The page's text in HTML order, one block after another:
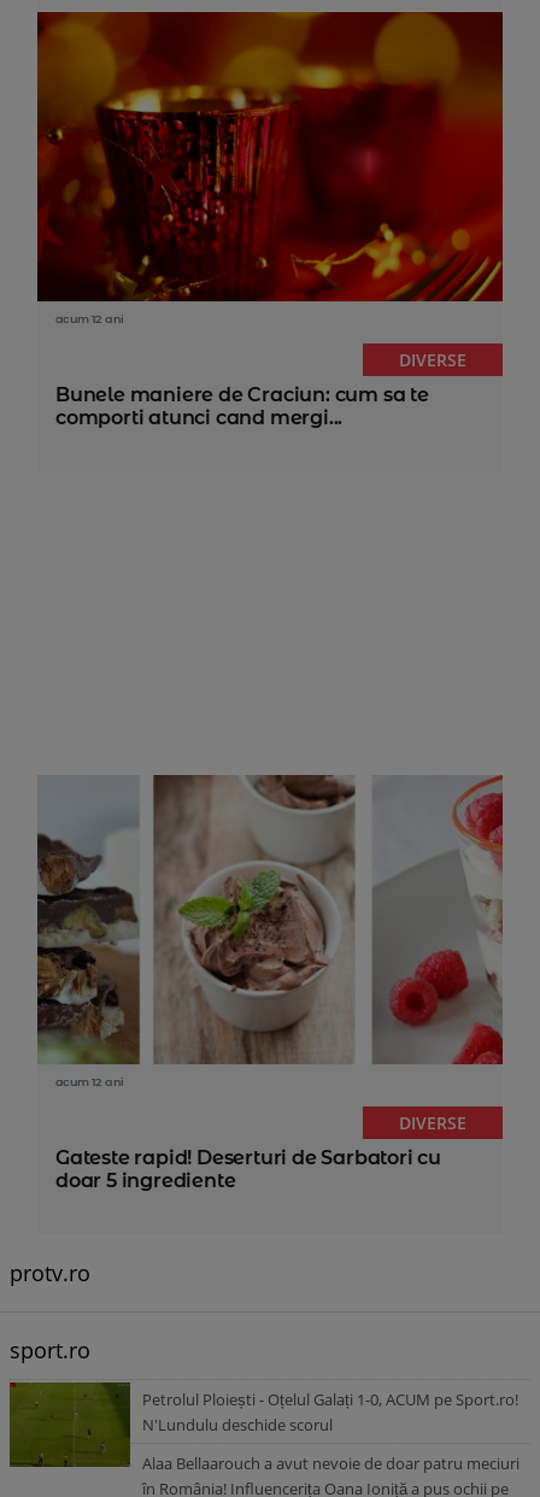
acum 12 ani
DIVERSE
Bunele maniere de Craciun: cum sa te
comporti atunci cand mergi...
acum 12 ani
DIVERSE
Gateste rapid! Deserturi de Sarbatori cu
doar 5 ingrediente
protv.ro
sport.ro
Petrolul Ploiești - Oțelul Galați 1-0, ACUM pe Sport.ro!
N'Lundulu deschide scorul
Alaa Bellaarouch a avut nevoie de doar patru meciuri
în România! Influencerița Oana Ioniță a pus ochii pe